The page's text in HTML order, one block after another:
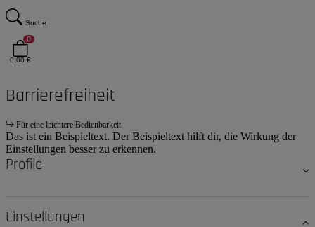
Suche
0
0,00 €
Barrierefreiheit
Für eine leichtere Bedienbarkeit
Das ist ein Beispieltext. Der Beispieltext hilft dir, die Wirkung der
Einstellungen besser zu erkennen.
Profile
Einstellungen